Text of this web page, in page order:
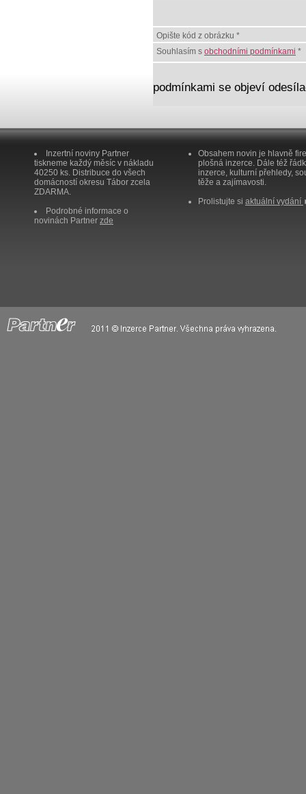
Opište kód z obrázku *
Souhlasím s obchodními podmínkami *
podmínkami se objeví
Inzertní noviny Partner
tiskneme každý měsíc v nákladu
40250 ks. Distribuce do všech
domácností okresu Tábor zcela
ZDARMA.
Podrobné informace o
novinách Partner zde
Obsahem novin je hlavně
plošná inzerce. Dále též
inzerce, kulturní přehledy,
těže a zajímavosti.
Prolistujte si aktuální vydání